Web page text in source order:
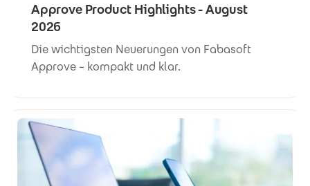
Approve Product Highlights - August
2026
Die wichtigsten Neuerungen von Fabasoft
Approve – kompakt und klar.